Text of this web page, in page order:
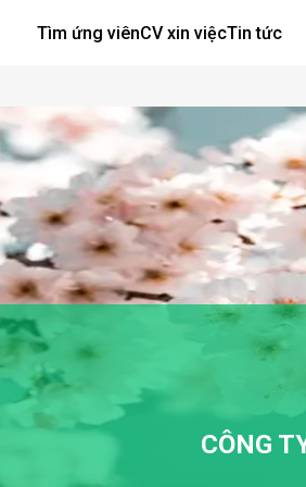
Tìm ứng viênCV xin việcTin tức
CÔNG